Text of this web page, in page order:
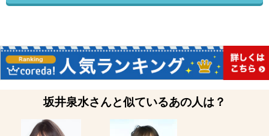
坂井泉水さんと似ているあの人は？